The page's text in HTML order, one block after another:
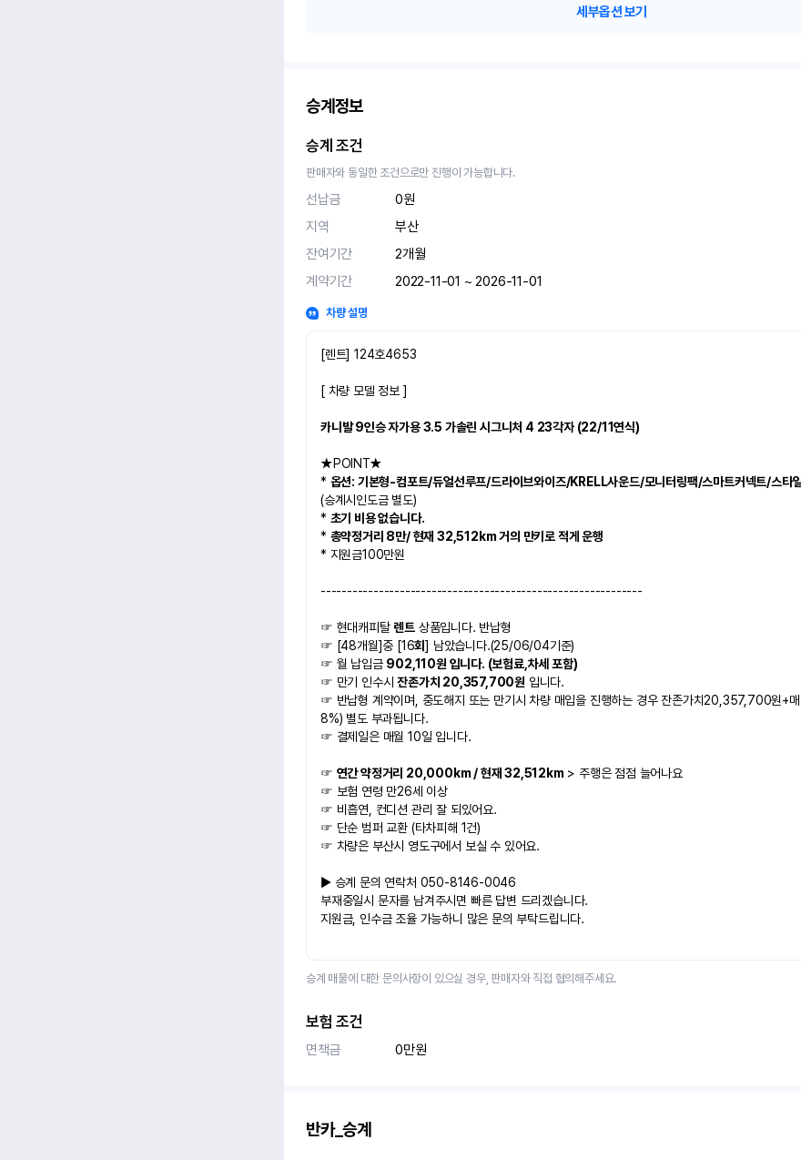
세부옵션 보기
승계정보
승계 조건
판매자와 동일한 조건으로만 진행이 가능합니다.
선납금
0원
지역
부산
잔여기간
2개월
계약기간
2022-11-01 ~ 2026-11-01
차량 설명
[렌트] 124호4653
[ 차량 모델 정보 ]
카니발 9인승 자가용 3.5 가솔린 시그니처 4 23각자 (22/11연식)
★POINT★
* 옵션: 기본형-컴포트/듀얼선루프/드라이브와이즈/KRELL사운드/모니터링팩/스마트커넥트/스타
(승계시인도금 별도)
* 초기 비용 없습니다.
* 총약정거리 8만/ 현재 32,512km 거의 만키로 적게 운행
* 지원금100만원
-------------------------------------------------------------
☞ 현대캐피탈 렌트 상품입니다. 반납형
☞ [48개월]중 [16회] 남았습니다.(25/06/04기준)
☞ 월 납입금 902,110원 입니다. (보험료,차세 포함)
☞ 만기 인수시 잔존가치 20,357,700원 입니다.
☞ 반납형 계약이며, 중도해지 또는 만기시 차량 매입을 진행하는 경우 잔존가치20,357,700원+매
8%) 별도 부과됩니다.
☞ 결제일은 매월 10일 입니다.
☞ 연간 약정거리 20,000km / 현재 32,512km > 주행은 점점 늘어나요
☞ 보험 연령 만26세 이상
☞ 비흡연, 컨디션 관리 잘 되있어요.
☞ 단순 범퍼 교환 (타차피해 1건)
☞ 차량은 부산시 영도구에서 보실 수 있어요.
▶ 승계 문의 연락처 050-8146-0046
부재중일시 문자를 남겨주시면 빠른 답변 드리겠습니다.
지원금, 인수금 조율 가능하니 많은 문의 부탁드립니다.
승계 매물에 대한 문의사항이 있으실 경우, 판매자와 직접 협의해주세요.
보험 조건
면책금 0만원
반카_승계